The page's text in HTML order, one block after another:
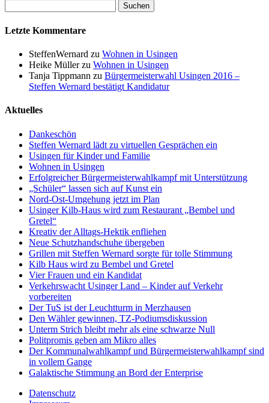
nach:
Letzte Kommentare
SteffenWernard zu Wohnen in Usingen
Heike Müllerzu Wohnen in Usingen
Tanja Tippmann zu Bürgermeisterwahl Usingen 2016 –
Steffen Wernard bestätigt Kandidatur
Aktuelles
Dankeschön
Steffen Wernard lädt zu virtuellen Gesprächen ein
Usingen für Kinder und Familie
Wohnen in Usingen
Erfolgreicher Bürgermeisterwahlkampf mit Unterstützung
„Schüler“ lassen sich auf Kunst ein
Nord-Ost-Umgehung jetzt im Plan
Usinger Kilb-Haus wird zum Restaurant „Bembel und
Gretel“
Kreativ der Alltags-Hektik enfliehen
Neue Schutzhandschuhe übergeben
Grillen mit Steffen Wernard sorgte für tolle Stimmung
Kilb Haus wird zu Bembel und Gretel
Vier Frauen und ein Kandidat
Verkehrswacht Usinger Land – Kinder auf Verkehr
vorbereiten
Der TuS ist der Leuchtturm in Merzhausen
Den Wähler gewinnen, TZ-Podiumsdiskussion
Unterm Strich bleibt mehr als eine schwarze Null
Politpromis geben am Mikro alles
Der Kommunalwahlkampf und Bürgermeisterwahlkampf sind
in vollem Gange
Galaktische Stimmung an Bord der Enterprise
Datenschutz